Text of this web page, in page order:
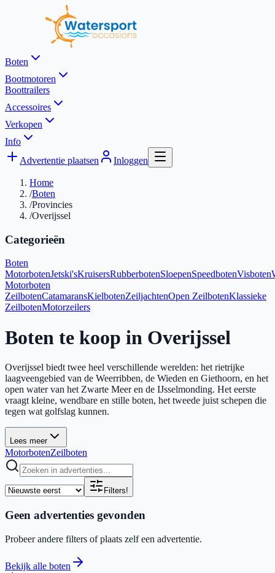
Boten
Bootmotoren
Boottrailers
Accessoires
Verkopen
Info
Advertentie plaatsen
Inloggen
Home
/Boten
/Provincies
/Overijssel
Categorieën
Boten
MotorbotenJetski'sKruisersRubberbotenSloepenSpeedbotenVisboten
Motorboten
ZeilbotenCatamaransKielbotenZeiljachtenOpen ZeilbotenKlassieke
ZeilbotenMotorzeilers
Boten te koop in Overijssel
Overijssel biedt twee heel verschillende werelden: het rietrijke
laagveengebied van de Weerribben, de Wieden en Giethoorn, en het
open water van het Zwarte Meer en de IJsselmonding. Het eerste
vraagt kleine, wendbare en stille boten, het tweede juist schepen die
tegen wat golfslag kunnen.
Lees meer
MotorbotenZeilboten
Filters!
Geen advertenties gevonden
Probeer andere filters of plaats zelf een advertentie.
Bekijk alle boten